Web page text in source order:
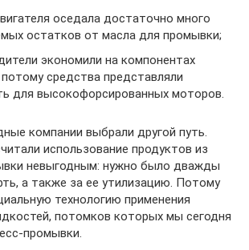
оседала достаточно много
остатков от масла для промывки;
экономили на компонентах
средства представляли
для высокофорсированных моторов.
компании выбрали другой путь.
использование продуктов из
невыгодным: нужно было дважды
а также за ее утилизацию. Потому
технологию применения
потомков которых мы сегодня
промывки.